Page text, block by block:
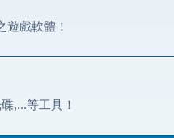
遊戲軟體！
,...等工具！